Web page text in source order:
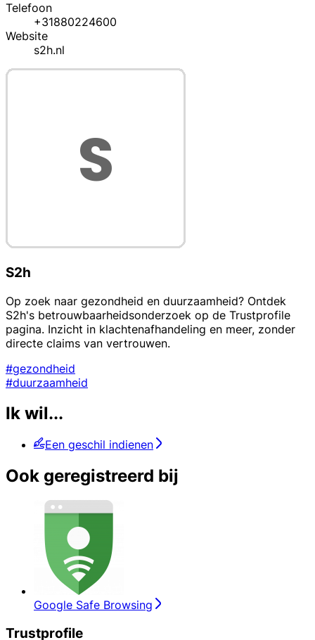
Telefoon
+31880224600
Website
s2h.nl
S2h
Op zoek naar gezondheid en duurzaamheid? Ontdek
S2h's betrouwbaarheidsonderzoek op de Trustprofile
pagina. Inzicht in klachtenafhandeling en meer, zonder
directe claims van vertrouwen.
#gezondheid
#duurzaamheid
Ik wil...
Een geschil indienen
Ook geregistreerd bij
Google Safe Browsing
Trustprofile